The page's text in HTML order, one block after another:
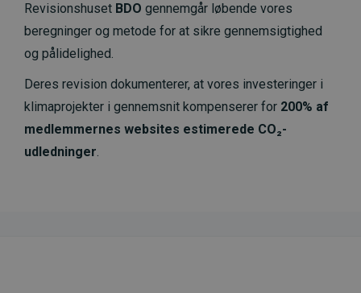
Revisionshuset BDO gennemgår løbende vores
beregninger og metode for at sikre gennemsigtighed
og pålidelighed.
Deres revision dokumenterer, at vores investeringer i
klimaprojekter i gennemsnit kompenserer for 200% af
medlemmernes websites estimerede CO₂-
udledninger.